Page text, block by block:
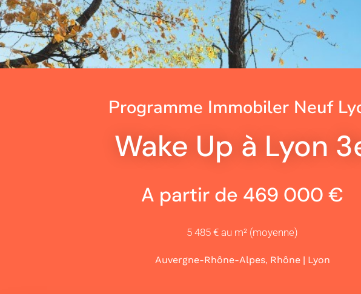
Programme Immobiler Neuf
Wake Up à Lyon
A partir de 469 000 €
5 485 € au m² (moyenne)
Auvergne-Rhône-Alpes, Rhône| Lyon